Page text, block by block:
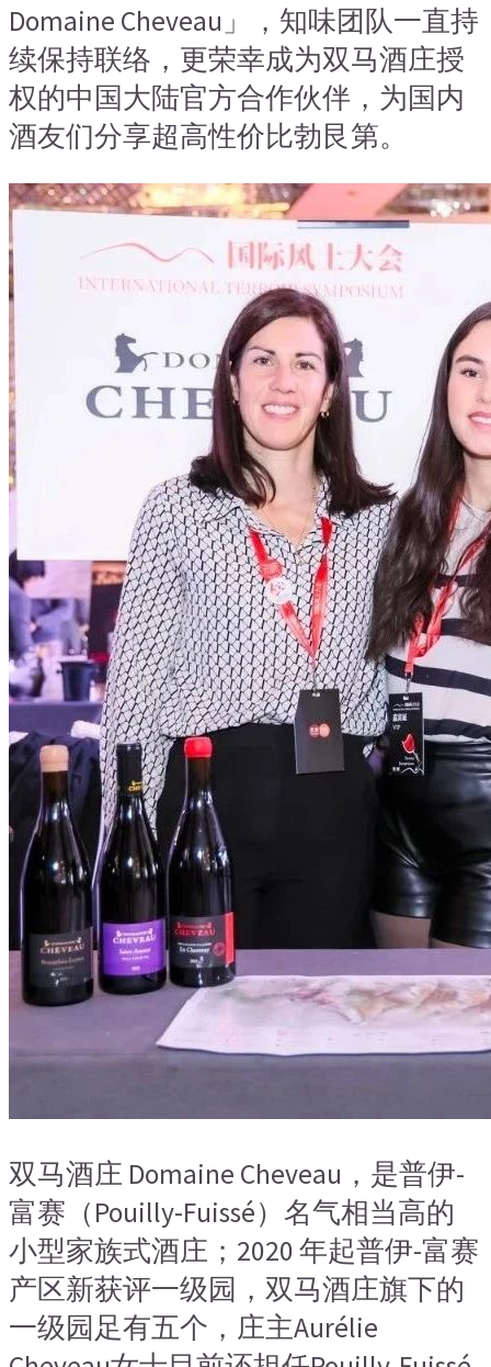
Domaine Cheveau」，知味团队一直持
续保持联络，更荣幸成为双马酒庄授
权的中国大陆官方合作伙伴，为国内
酒友们分享超高性价比勃艮第。
双马酒庄 Domaine Cheveau，是普伊-
富赛（Pouilly-Fuissé）名气相当高的
小型家族式酒庄；2020 年起普伊-富赛
产区新获评一级园，双马酒庄旗下的
一级园足有五个，庄主Aurélie